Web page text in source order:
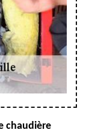
chaudière